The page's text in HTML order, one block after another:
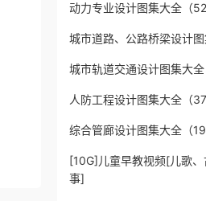
动力专业设计图集大全（52
城市道路、公路桥梁设计图
城市轨道交通设计图集大全
人防工程设计图集大全（37
综合管廊设计图集大全（19
[10G]儿童早教视频[儿歌
事]